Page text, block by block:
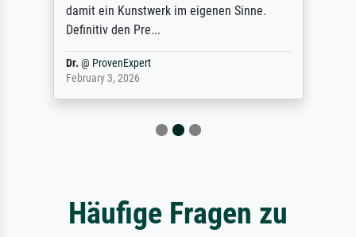
damit ein Kunstwerk im eigenen Sinne.
Definitiv den Pre...
Dr. @ ProvenExpert
February 3, 2026
Häufige Fragen zu